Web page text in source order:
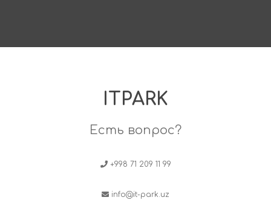
ITPARK
Есть вопрос?
+998 71 209 11 99
info@it-park.uz